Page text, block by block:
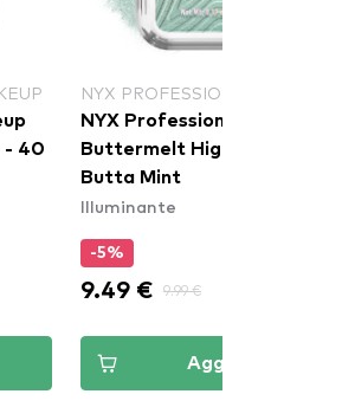
- 40
NYX PROFESSIONAL MAKEUP
NYX Professional Makeup
Buttermelt Highlighter - 20
Butta Mint
Illuminante
-5%
9.49 € 9.99 €
Aggiungi